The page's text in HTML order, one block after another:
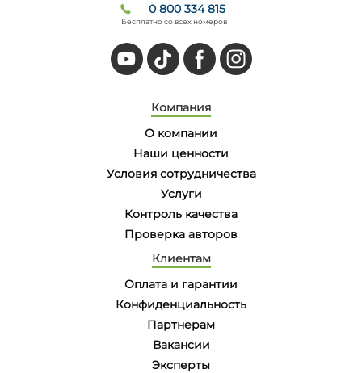
0 800 334 815
Бесплатно со всех номеров
Компания
О компании
Наши ценности
Условия сотрудничества
Услуги
Контроль качества
Проверка авторов
Клиентам
Оплата и гарантии
Конфиденциальность
Партнерам
Вакансии
Эксперты